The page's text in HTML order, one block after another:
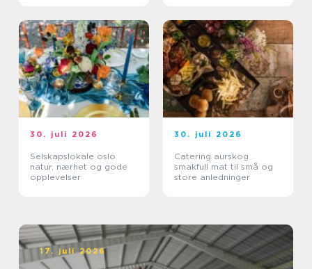
30. juli 2026
Selskapslokale oslo
natur, nærhet og gode
opplevelser
30. juli 2026
Catering aurskog
smakfull mat til små og
store anledninger
17. juli 2026